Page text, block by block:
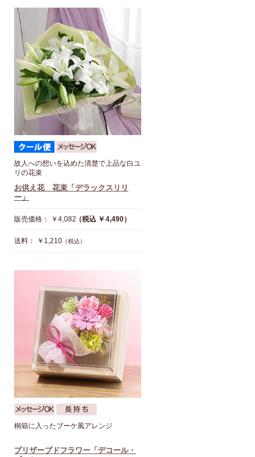
故人への想いを込めた清楚で上品な白ユ
リの花束
お供え花 花束「デラックスリリ
ー」
販売価格： ￥4,082（税込 ￥4,490）
送料： ￥1,210 （税込）
桐箱に入ったブーケ風アレンジ
プリザーブドフラワー「デコール・